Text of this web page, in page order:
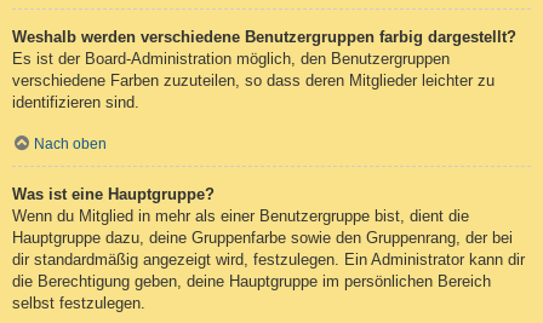
Weshalb werden verschiedene Benutzergruppen farbig dargestellt?
Es ist der Board-Administration möglich, den Benutzergruppen
verschiedene Farben zuzuteilen, so dass deren Mitglieder leichter zu
identifizieren sind.
Nach oben
Was ist eine Hauptgruppe?
Wenn du Mitglied in mehr als einer Benutzergruppe bist, dient die
Hauptgruppe dazu, deine Gruppenfarbe sowie den Gruppenrang, der bei
dir standardmäßig angezeigt wird, festzulegen. Ein Administrator kann dir
die Berechtigung geben, deine Hauptgruppe im persönlichen Bereich
selbst festzulegen.